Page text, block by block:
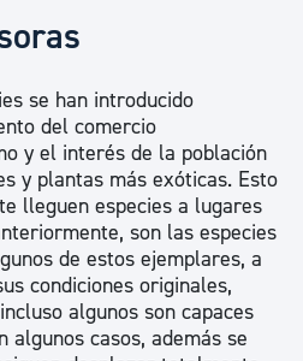
se han introducido
del comercio
y el interés de la población
y plantas más exóticas. Esto
lleguen especies a lugares
son las especies
de estos ejemplares, a
condiciones originales,
algunos son capaces
algunos casos, además se